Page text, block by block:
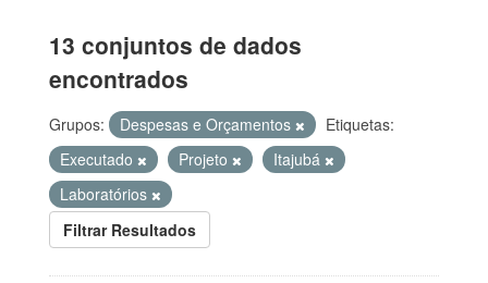
13 conjuntos de dados
encontrados
Grupos: Despesas e Orçamentos
Etiquetas:
Executado
Projeto
Itajubá
Laboratórios
Filtrar Resultados